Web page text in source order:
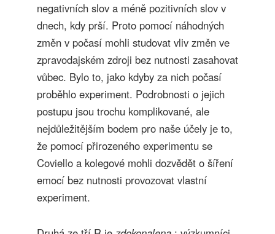
negativních slov a méně pozitivních slov v
dnech, kdy prší. Proto pomocí náhodných
změn v počasí mohli studovat vliv změn ve
zpravodajském zdroji bez nutnosti zasahovat
vůbec. Bylo to, jako kdyby za nich počasí
proběhlo experiment. Podrobnosti o jejich
postupu jsou trochu komplikované, ale
nejdůležitějším bodem pro naše účely je to,
že pomocí přirozeného experimentu se
Coviello a kolegové mohli dozvědět o šíření
emocí bez nutnosti provozovat vlastní
experiment.